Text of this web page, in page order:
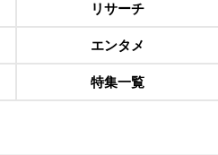
リサーチ
エンタメ
特集一覧